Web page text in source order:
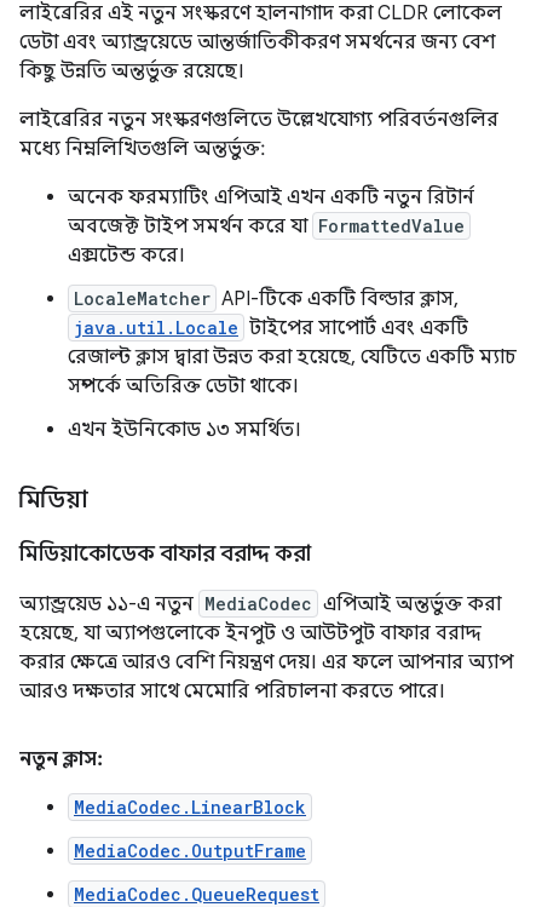
লাইব্রেরির এই নতুন সংস্করণে হালনাগাদ করা CLDR লোকেল
ডেটা এবং অ্যান্ড্রয়েডে আন্তর্জাতিকীকরণ সমর্থনের জন্য বেশ
কিছু উন্নতি অন্তর্ভুক্ত রয়েছে।
লাইব্রেরির নতুন সংস্করণগুলিতে উল্লেখযোগ্য পরিবর্তনগুলির
মধ্যে নিম্নলিখিতগুলি অন্তর্ভুক্ত:
অনেক ফরম্যাটিং এপিআই এখন একটি নতুন রিটার্ন
অবজেক্ট টাইপ সমর্থন করে যা FormattedValue
এক্সটেন্ড করে।
LocaleMatcher API-টিকে একটি বিল্ডার ক্লাস,
java.util.Locale টাইপের সাপোর্ট এবং একটি
রেজাল্ট ক্লাস দ্বারা উন্নত করা হয়েছে, যেটিতে একটি ম্যাচ
সম্পর্কে অতিরিক্ত ডেটা থাকে।
এখন ইউনিকোড ১৩ সমর্থিত।
মিডিয়া
মিডিয়াকোডেক বাফার বরাদ্দ করা
অ্যান্ড্রয়েড ১১-এ নতুন MediaCodec এপিআই অন্তর্ভুক্ত করা
হয়েছে, যা অ্যাপগুলোকে ইনপুট ও আউটপুট বাফার বরাদ্দ
করার ক্ষেত্রে আরও বেশি নিয়ন্ত্রণ দেয়। এর ফলে আপনার অ্যাপ
আরও দক্ষতার সাথে মেমোরি পরিচালনা করতে পারে।
নতুন ক্লাস:
MediaCodec.LinearBlock
MediaCodec.OutputFrame
MediaCodec.QueueRequest